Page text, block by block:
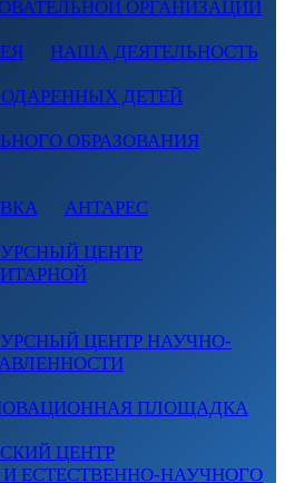
ОРГАНИЗАЦИИ
НАША ДЕЯТЕЛЬНОСТЬ
ДЕТЕЙ
ОБРАЗОВАНИЯ
АНТАРЕС
ЦЕНТР
ЦЕНТР НАУЧНО-
ПЛОЩАДКА
ЦЕНТР
ЕСТЕСТВЕННО-НАУЧНОГО